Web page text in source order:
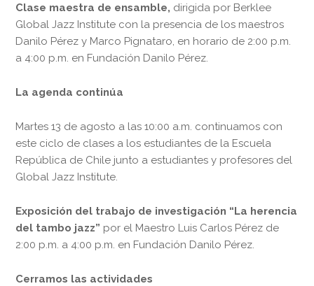
Clase maestra de ensamble, dirigida por Berklee
Global Jazz Institute con la presencia de los maestros
Danilo Pérez y Marco Pignataro, en horario de 2:00 p.m.
a 4:00 p.m. en Fundación Danilo Pérez.
La agenda continúa
Martes 13 de agosto a las 10:00 a.m. continuamos con
este ciclo de clases a los estudiantes de la Escuela
República de Chile junto a estudiantes y profesores del
Global Jazz Institute.
Exposición del trabajo de investigación “La herencia
del tambo jazz” por el Maestro Luis Carlos Pérez de
2:00 p.m. a 4:00 p.m. en Fundación Danilo Pérez.
Cerramos las actividades